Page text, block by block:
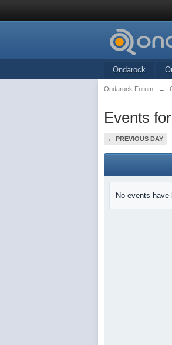
Ondarock
Ondarock Forum →
Events
← PREVIOUS DAY
No events have